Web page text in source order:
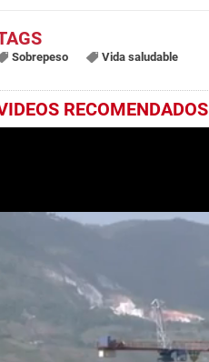
Sobrepeso Vida saludable
RECOMENDADOS